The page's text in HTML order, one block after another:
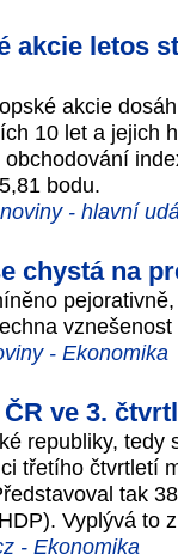
akcie letos
akcie
10 let a jejich
bodu.
- hlavní
chystá na
- Ekonomika
ve 3.
republiky, tedy
třetího čtvrtletí
tak
Vyplývá to
- Ekonomika